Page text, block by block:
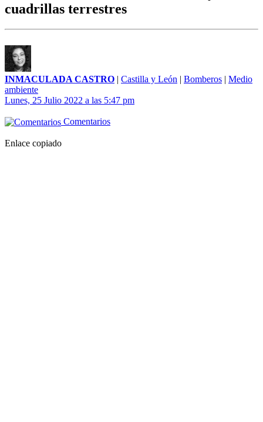
cuadrillas terrestres
INMACULADA CASTRO | Castilla y León | Bomberos | Medio
ambiente
Lunes, 25 Julio 2022 a las 5:47 pm
Comentarios
Enlace copiado